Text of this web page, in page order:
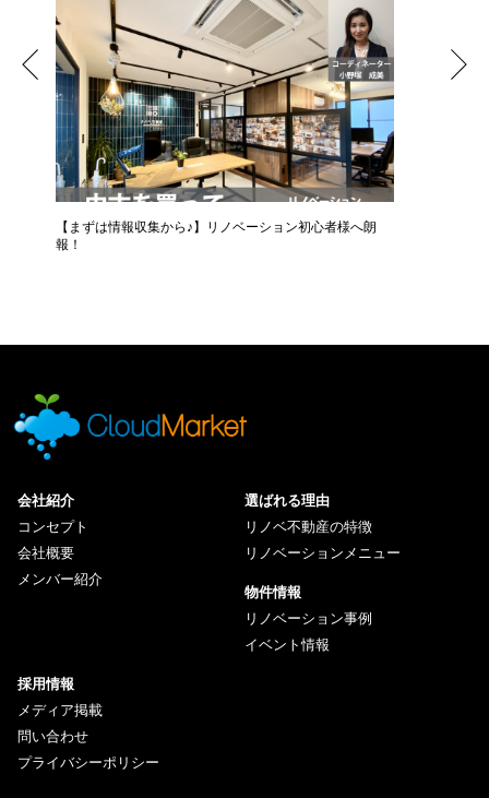
【まずは情報収集から♪】リノベーション初心者様へ朗
報！
会社紹介
コンセプト
会社概要
メンバー紹介
選ばれる理由
リノベ不動産の特徴
リノベーションメニュー
物件情報
リノベーション事例
イベント情報
採用情報
メディア掲載
問い合わせ
プライバシーポリシー